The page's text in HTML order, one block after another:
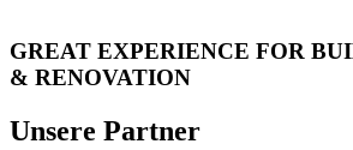
GREAT EXPERIENCE FOR
& RENOVATION
Unsere Partner